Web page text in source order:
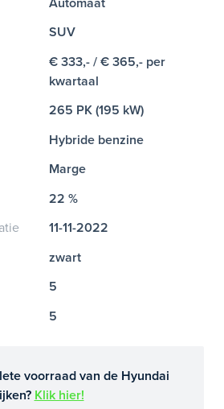
SUV
€ 333,- / € 365,- per
kwartaal
265 PK (195 kW)
Hybride benzine
Marge
22 %
11-11-2022
zwart
5
5
voorraad van de Hyundai
Klik hier!